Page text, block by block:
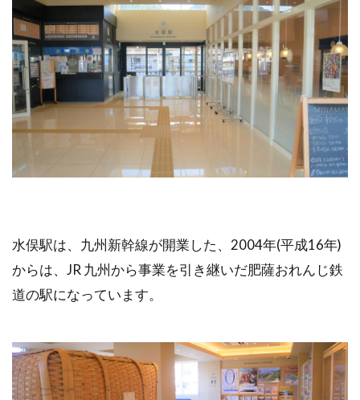
水俣駅は、九州新幹線が開業した、2004年(平成16年)
からは、JR 九州から事業を引き継いだ肥薩おれんじ鉄
道の駅になっています。